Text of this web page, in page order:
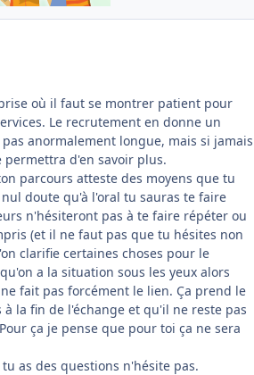
où il faut se montrer patient pour
Le recrutement en donne un
anormalement longue, mais si jamais
d'en savoir plus.
parcours atteste des moyens que tu
doute qu'à l'oral tu sauras te faire
n'hésiteront pas à te faire répéter ou
(et il ne faut pas que tu hésites non
clarifie certaines choses pour le
a la situation sous les yeux alors
fait pas forcément le lien. Ça prend le
la fin de l'échange et qu'il ne reste pas
ça je pense que pour toi ça ne sera
as des questions n'hésite pas.